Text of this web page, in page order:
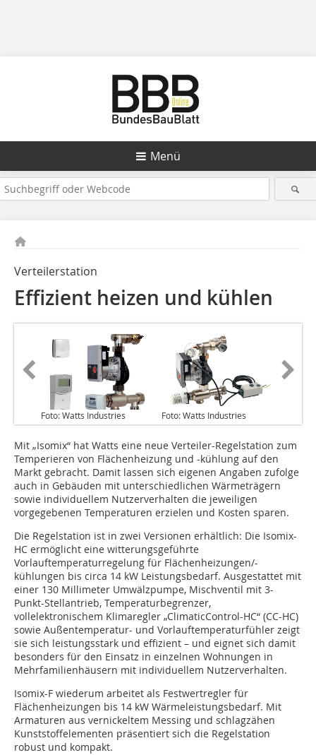
Menü
Verteilerstation
Effizient heizen und kühlen
Foto: Watts Industries Foto: Watts Industries
Mit „Isomix“ hat Watts eine neue Verteiler-Regelstation zum
Temperieren von Flächenheizung und -kühlung auf den
Markt gebracht. Damit lassen sich eigenen Angaben zufolge
auch in Gebäuden mit unterschiedlichen Wärmeträgern
sowie individuellem Nutzerverhalten die jeweiligen
vorgegebenen Temperaturen erzielen und Kosten sparen.
Die Regelstation ist in zwei Versionen erhältlich: Die Isomix-
HC ermöglicht eine witterungsgeführte
Vorlauftemperaturregelung für Flächenheizungen/-
kühlungen bis circa 14 kW Leistungsbedarf. Ausgestattet mit
einer 130 Millimeter Umwälzpumpe, Mischventil mit 3-
Punkt-Stellantrieb, Temperaturbegrenzer,
vollelektronischem Klimaregler „ClimaticControl-HC“ (CC-HC)
sowie Außentemperatur- und Vorlauftemperaturfühler zeigt
sie sich leistungsstark und effizient – und eignet sich damit
besonders für den Einsatz in einzelnen Wohnungen in
Mehrfamilienhäusern mit individuellem Nutzerverhalten.
Isomix-F wiederum arbeitet als Festwertregler für
Flächenheizungen bis 14 kW Wärmeleistungsbedarf. Mit
Armaturen aus vernickeltem Messing und schlagzähen
Kunststoffelementen präsentiert sich die Regelstation
robust und kompakt.